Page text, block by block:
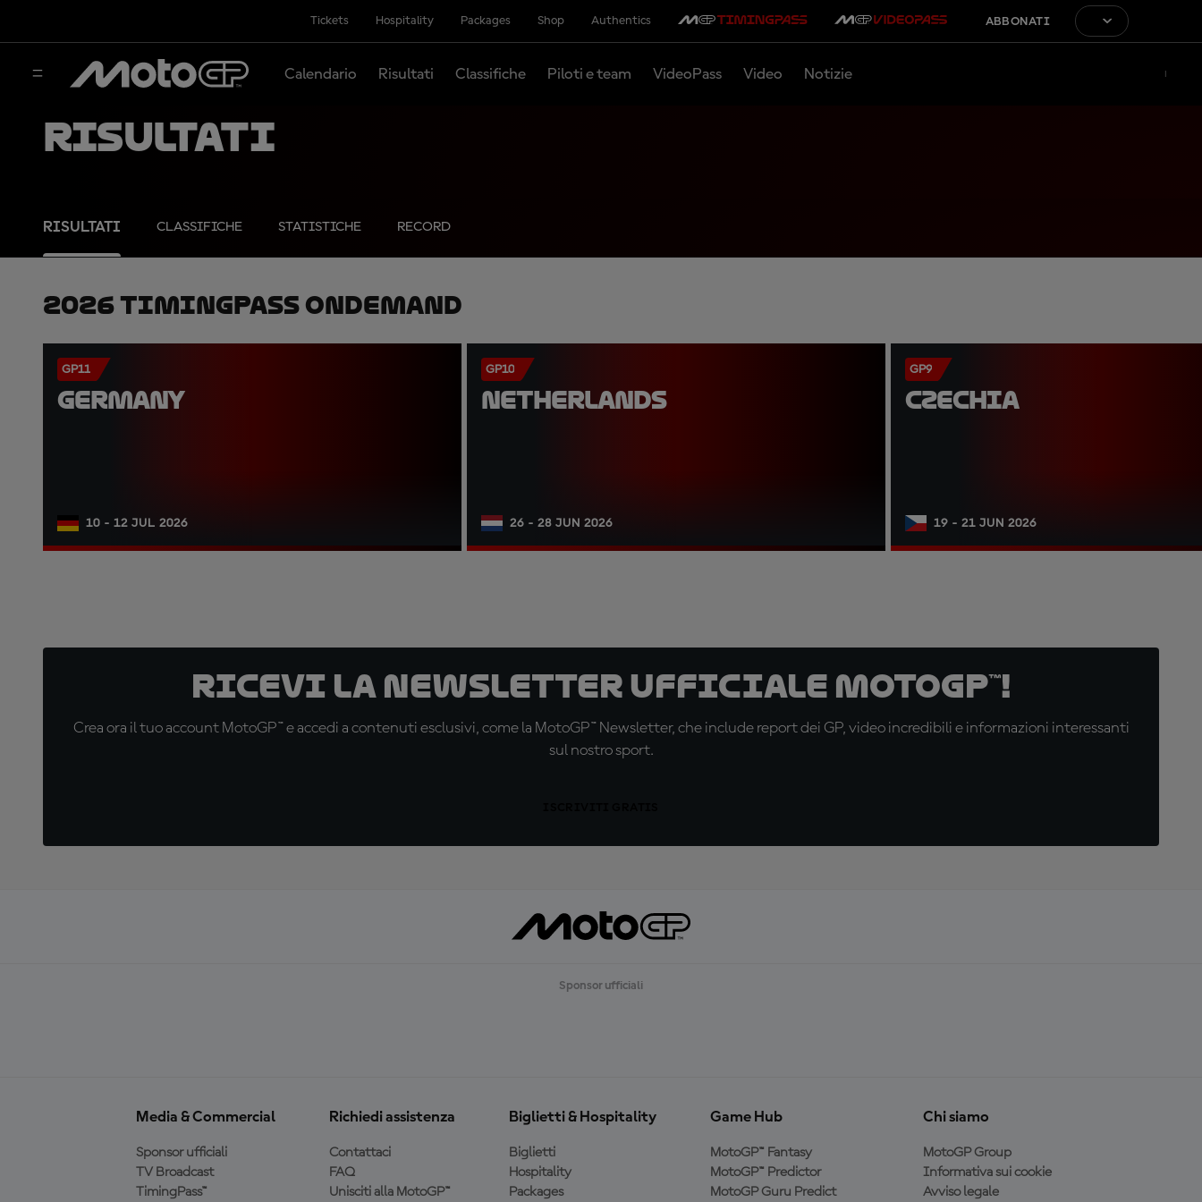
Tickets Hospitality Packages Shop Authentics ABBONATI
Calendario Risultati Classifiche Piloti e team VideoPass Video Notizie
Risultati
RISULTATI CLASSIFICHE STATISTICHE RECORD
2026 TimingPass OnDemand
GP11
GERMANY
10 - 12 JUL 2026
GP10
NETHERLANDS
26 - 28 JUN 2026
GP9
CZECHIA
19 - 21 JUN 2026
Ricevi la newsletter ufficiale MotoGP™!
Crea ora il tuo account MotoGP™ e accedi a contenuti esclusivi, come la MotoGP™ Newsletter, che include report dei GP, video incredibili e informazioni interessanti
sul nostro sport.
Sponsor ufficiali
Media & Commercial
Sponsor ufficiali
TV Broadcast
TimingPass™
Richiedi assistenza
Contattaci
FAQ
Unisciti alla MotoGP™
Biglietti & Hospitality
Biglietti
Hospitality
Packages
Game Hub
MotoGP™ Fantasy
MotoGP™ Predictor
MotoGP Guru Predict
Chi siamo
MotoGP Group
Informativa sui cookie
Avviso legale